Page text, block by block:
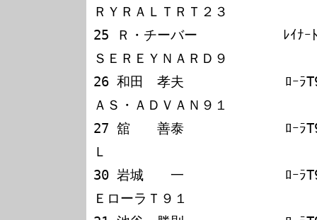
ＲＹＲＡＬＴＲＴ２３
25 Ｒ・チーバー           ﾚｲﾅｰﾄﾞ
ＳＥＲＥＹＮＡＲＤ９
26 和田　孝夫             ﾛｰﾗ
ＡＳ・ＡＤＶＡＮ９１
27 舘　　善泰             ﾛｰﾗ
Ｌ
30 岩城　　一             ﾛｰﾗ
ＥローラＴ９１